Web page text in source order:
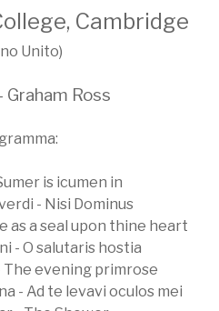
Cambridge
Unito)
Ross
is icumen in
- Nisi Dominus
as a seal upon thine heart
- O salutaris hostia
evening primrose
- Ad te levavi oculos mei